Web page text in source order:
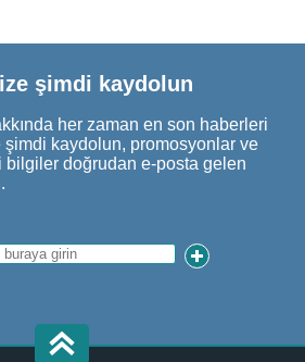
şimdi kaydolun
her zaman en son haberleri
şimdi kaydolun, promosyonlar ve
bilgiler doğrudan e-posta gelen